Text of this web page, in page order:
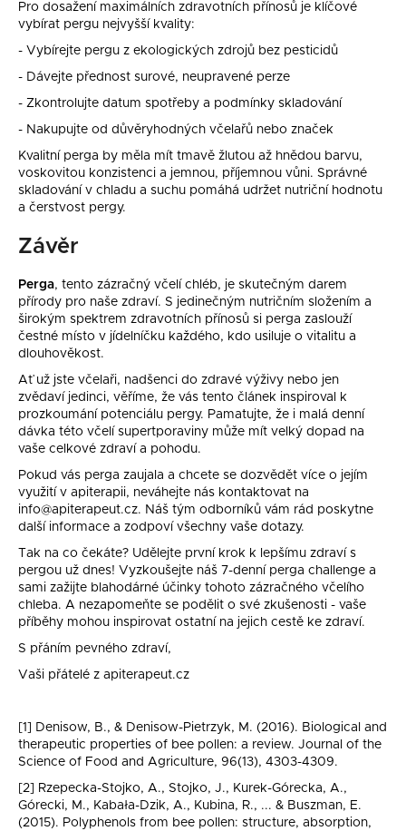
Pro dosažení maximálních zdravotních přínosů je klíčové
vybírat pergu nejvyšší kvality:
- Vybírejte pergu z ekologických zdrojů bez pesticidů
- Dávejte přednost surové, neupravené perze
- Zkontrolujte datum spotřeby a podmínky skladování
- Nakupujte od důvěryhodných včelařů nebo značek
Kvalitní perga by měla mít tmavě žlutou až hnědou barvu,
voskovitou konzistenci a jemnou, příjemnou vůni. Správné
skladování v chladu a suchu pomáhá udržet nutriční hodnotu
a čerstvost pergy.
Závěr
Perga, tento zázračný včelí chléb, je skutečným darem
přírody pro naše zdraví. S jedinečným nutričním složením a
širokým spektrem zdravotních přínosů si perga zaslouží
čestné místo v jídelníčku každého, kdo usiluje o vitalitu a
dlouhověkost.
Ať už jste včelaři, nadšenci do zdravé výživy nebo jen
zvědaví jedinci, věříme, že vás tento článek inspiroval k
prozkoumání potenciálu pergy. Pamatujte, že i malá denní
dávka této včelí supertporaviny může mít velký dopad na
vaše celkové zdraví a pohodu.
Pokud vás perga zaujala a chcete se dozvědět více o jejím
využití v apiterapii, neváhejte nás kontaktovat na
info@apiterapeut.cz. Náš tým odborníků vám rád poskytne
další informace a zodpoví všechny vaše dotazy.
Tak na co čekáte? Udělejte první krok k lepšímu zdraví s
pergou už dnes! Vyzkoušejte náš 7-denní perga challenge a
sami zažijte blahodárné účinky tohoto zázračného včelího
chleba. A nezapomeňte se podělit o své zkušenosti - vaše
příběhy mohou inspirovat ostatní na jejich cestě ke zdraví.
S přáním pevného zdraví,
Vaši přátelé z apiterapeut.cz
[1] Denisow, B., & Denisow-Pietrzyk, M. (2016). Biological and
therapeutic properties of bee pollen: a review. Journal of the
Science of Food and Agriculture, 96(13), 4303-4309.
[2] Rzepecka-Stojko, A., Stojko, J., Kurek-Górecka, A.,
Górecki, M., Kabała-Dzik, A., Kubina, R., ... & Buszman, E.
(2015). Polyphenols from bee pollen: structure, absorption,